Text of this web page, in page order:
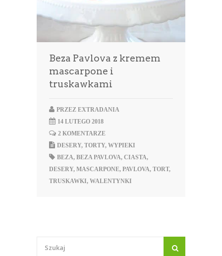
Beza Pavlova z kremem
mascarpone i
truskawkami
PRZEZ EXTRADANIA
14 LUTEGO 2018
2 KOMENTARZE
DESERY, TORTY, WYPIEKI
BEZA, BEZA PAVLOVA, CIASTA,
DESERY, MASCARPONE, PAVLOVA, TORT,
TRUSKAWKI, WALENTYNKI